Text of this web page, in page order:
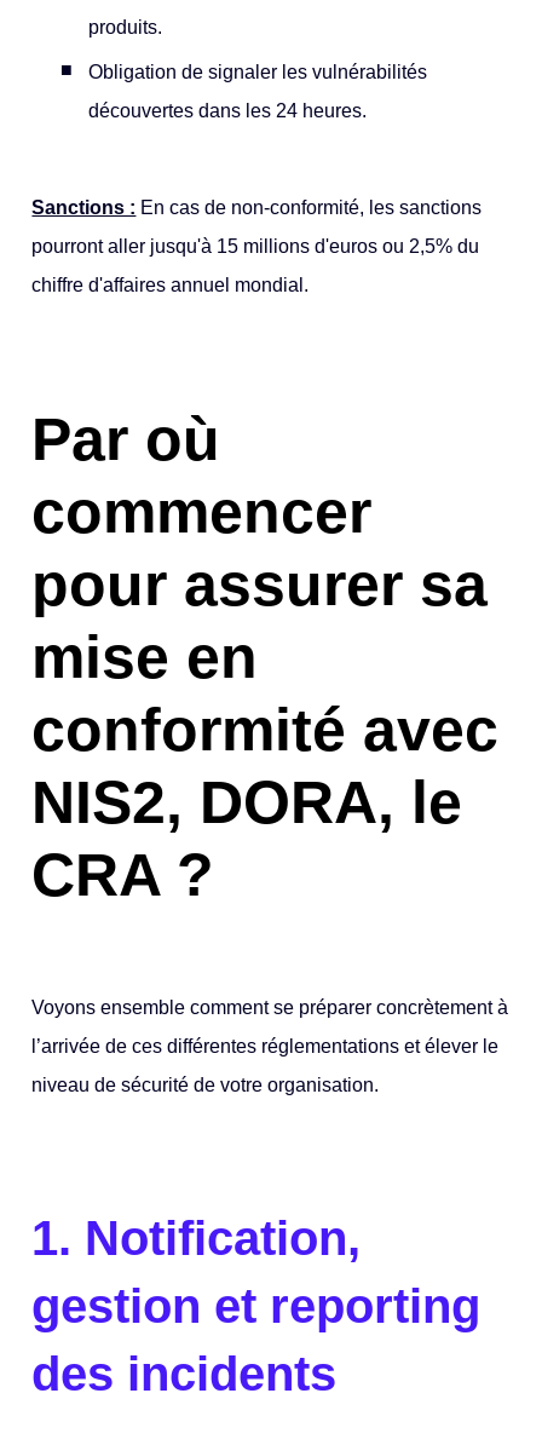
produits.
Obligation de signaler les vulnérabilités
découvertes dans les 24 heures.
Sanctions : En cas de non-conformité, les sanctions
pourront aller jusqu'à 15 millions d'euros ou 2,5% du
chiffre d'affaires annuel mondial.
Par où
commencer
pour assurer sa
mise en
conformité avec
NIS2, DORA, le
CRA ?
Voyons ensemble comment se préparer concrètement à
l’arrivée de ces différentes réglementations et élever le
niveau de sécurité de votre organisation.
1. Notification,
gestion et reporting
des incidents